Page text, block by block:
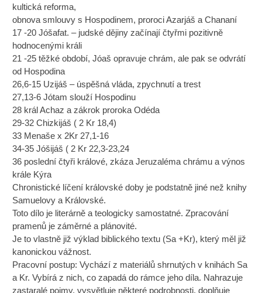
kultická reforma,
obnova smlouvy s Hospodinem, proroci Azarjáš a Chananí
17 -20 Jóšafat. – judské dějiny začínají čtyřmi pozitivně
hodnocenými králi
21 -25 těžké období, Jóaš opravuje chrám, ale pak se odvrátí
od Hospodina
26,6-15 Uzijáš – úspěšná vláda, zpychnutí a trest
27,13-6 Jótam slouží Hospodinu
28 král Achaz a zákrok proroka Odéda
29-32 Chizkijáš ( 2 Kr 18,4)
33 Menaše x 2Kr 27,1-16
34-35 Jóšijáš ( 2 Kr 22,3-23,24
36 poslední čtyři králové, zkáza Jeruzaléma chrámu a výnos
krále Kýra
Chronistické líčení královské doby je podstatně jiné než knihy
Samuelovy a Královské.
Toto dílo je literárně a teologicky samostatné. Zpracování
pramenů je záměrné a plánovité.
Je to vlastně již výklad biblického textu (Sa +Kr), který měl již
kanonickou vážnost.
Pracovní postup: Vychází z materiálů shrnutých v knihách Sa
a Kr. Vybírá z nich, co zapadá do rámce jeho díla. Nahrazuje
zastaralé pojmy, vysvětluje některé podrobnosti, doplňuje